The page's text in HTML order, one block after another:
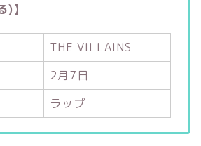
)】
THE VILLAINS
2月7日
ラップ